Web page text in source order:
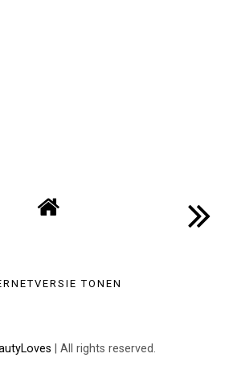
TONEN
| All rights reserved.